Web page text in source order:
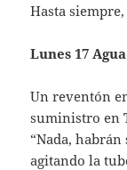
Hasta
Lunes 17 Agua
Un reventón
suministro en
“Nada,
agitando la